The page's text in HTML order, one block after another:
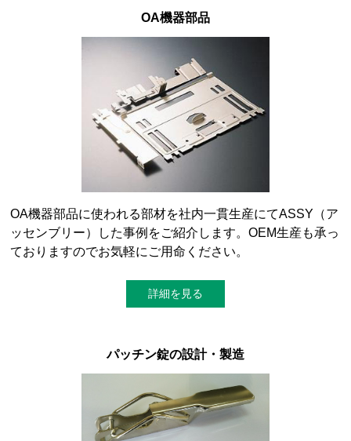
OA機器部品
OA機器部品に使われる部材を社内一貫生産にてASSY（ア
ッセンブリー）した事例をご紹介します。OEM生産も承っ
ておりますのでお気軽にご用命ください。
詳細を見る
パッチン錠の設計・製造